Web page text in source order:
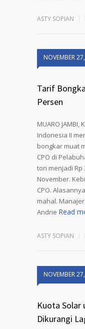
ASTY SOPIAN
NOVEMBER
Tarif
Persen
MUARO
Indonesia II
bongkar muat
CPO di
ton menjadi Rp
November.
CPO.
mahal.
Andrie Read
ASTY SOPIAN
NOVEMBER
Kuota Solar
Dikurangi